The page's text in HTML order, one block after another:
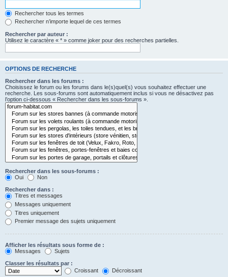
Rechercher tous les termes
Rechercher n’importe lequel de ces termes
Rechercher par auteur :
Utilisez le caractère « * » comme joker pour des recherches partielles.
OPTIONS DE RECHERCHE
Rechercher dans les forums :
Choisissez le forum ou les forums dans le(s)quel(s) vous souhaitez effectuer une
recherche. Les sous-forums sont automatiquement inclus si vous ne désactivez pas
l’option ci-dessous « Rechercher dans les sous-forums ».
Rechercher dans les sous-forums :
Oui
Non
Rechercher dans :
Titres et messages
Messages uniquement
Titres uniquement
Premier message des sujets uniquement
Afficher les résultats sous forme de :
Messages
Sujets
Classer les résultats par :
Croissant
Décroissant